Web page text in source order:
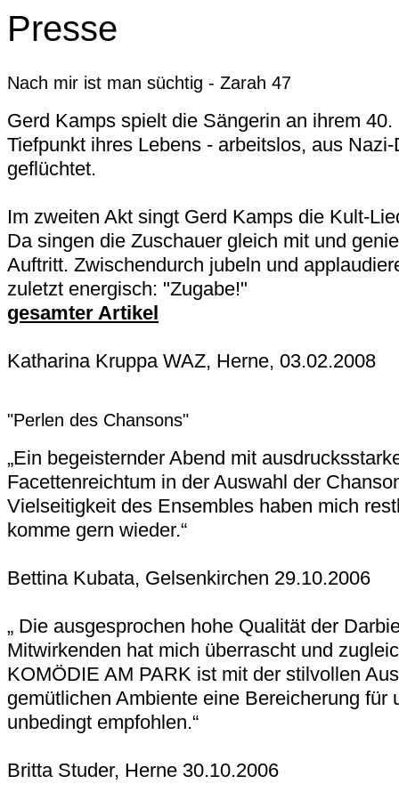
Presse
Nach mir ist man süchtig - Zarah 47
Gerd Kamps spielt die Sängerin an ihrem
Tiefpunkt ihres Lebens - arbeitslos, aus
geflüchtet.
Im zweiten Akt singt Gerd Kamps die Kult-
Da singen die Zuschauer gleich mit und
Auftritt. Zwischendurch jubeln und
zuletzt energisch: "Zugabe!"
gesamter Artikel
Katharina Kruppa WAZ, Herne, 03.02.2008
"Perlen des Chansons"
„Ein begeisternder Abend mit
Facettenreichtum in der Auswahl der
Vielseitigkeit des Ensembles haben mich
komme gern wieder.“
Bettina Kubata, Gelsenkirchen 29.10.2006
„ Die ausgesprochen hohe Qualität der
Mitwirkenden hat mich überrascht und
KOMÖDIE AM PARK ist mit der stilvollen
gemütlichen Ambiente eine Bereicherung für
unbedingt empfohlen.“
Britta Studer, Herne 30.10.2006